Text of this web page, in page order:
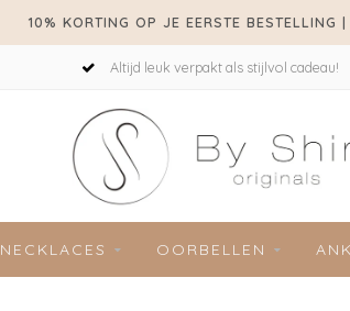
10% KORTING OP JE EERSTE BESTELLING |
Altijd leuk verpakt als stijlvol cadeau!
NECKLACES OORBELLEN